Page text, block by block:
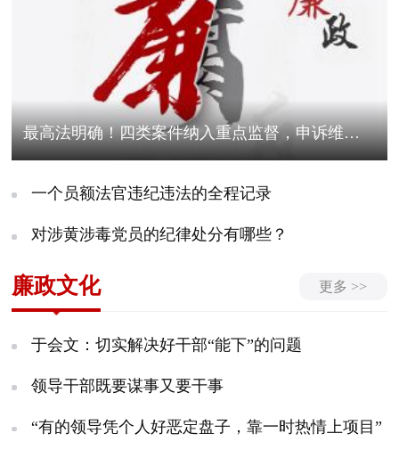
最高法明确！四类案件纳入重点监督，申诉维权一定要善用这条规则！
一个员额法官违纪违法的全程记录
对涉黄涉毒党员的纪律处分有哪些？
廉政文化 更多 >>
于会文：切实解决好干部“能下”的问题
领导干部既要谋事又要干事
“有的领导凭个人好恶定盘子，靠一时热情上项目”